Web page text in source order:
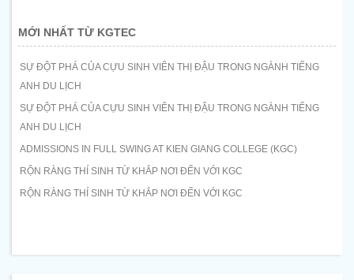
MỚI NHẤT TỪ KGTEC
SỰ ĐỘT PHÁ CỦA CỰU SINH VIÊN THỊ ĐẬU TRONG NGÀNH TIẾNG
ANH DU LỊCH
SỰ ĐỘT PHÁ CỦA CỰU SINH VIÊN THỊ ĐẬU TRONG NGÀNH TIẾNG
ANH DU LỊCH
ADMISSIONS IN FULL SWING AT KIEN GIANG COLLEGE (KGC)
RỘN RÀNG THÍ SINH TỪ KHẮP NƠI ĐẾN VỚI KGC
RỘN RÀNG THÍ SINH TỪ KHẮP NƠI ĐẾN VỚI KGC